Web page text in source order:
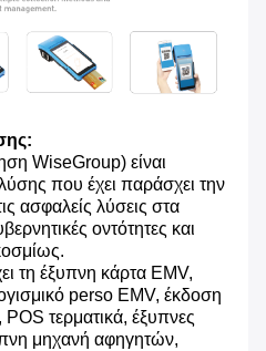
WiseGroup) είναι
που έχει παράσχει την
ασφαλείς λύσεις στα
οντότητες και
τη έξυπνη κάρτα EMV,
perso EMV, έκδοση
τερματικά, έξυπνες
μηχανή αφηγητών,